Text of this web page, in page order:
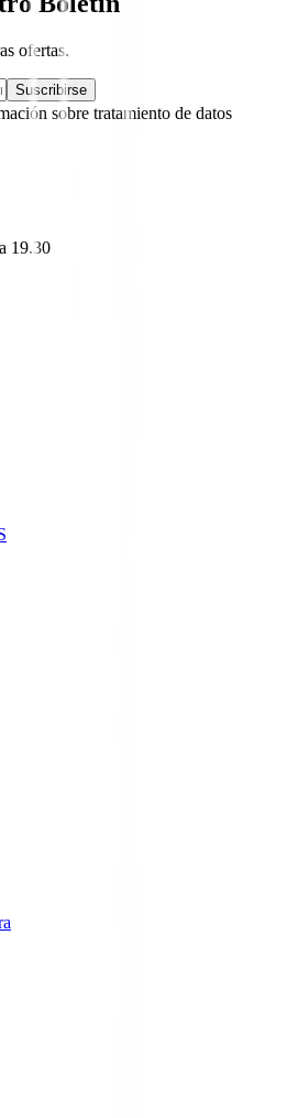
ofertas.
Suscribirse
sobre tratamiento de datos
19.30